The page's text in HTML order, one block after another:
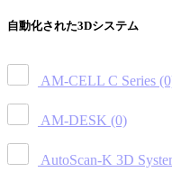
自動化された3Dシステム
AM-CELL C Series
AM-DESK (0)
AutoScan-K 3D